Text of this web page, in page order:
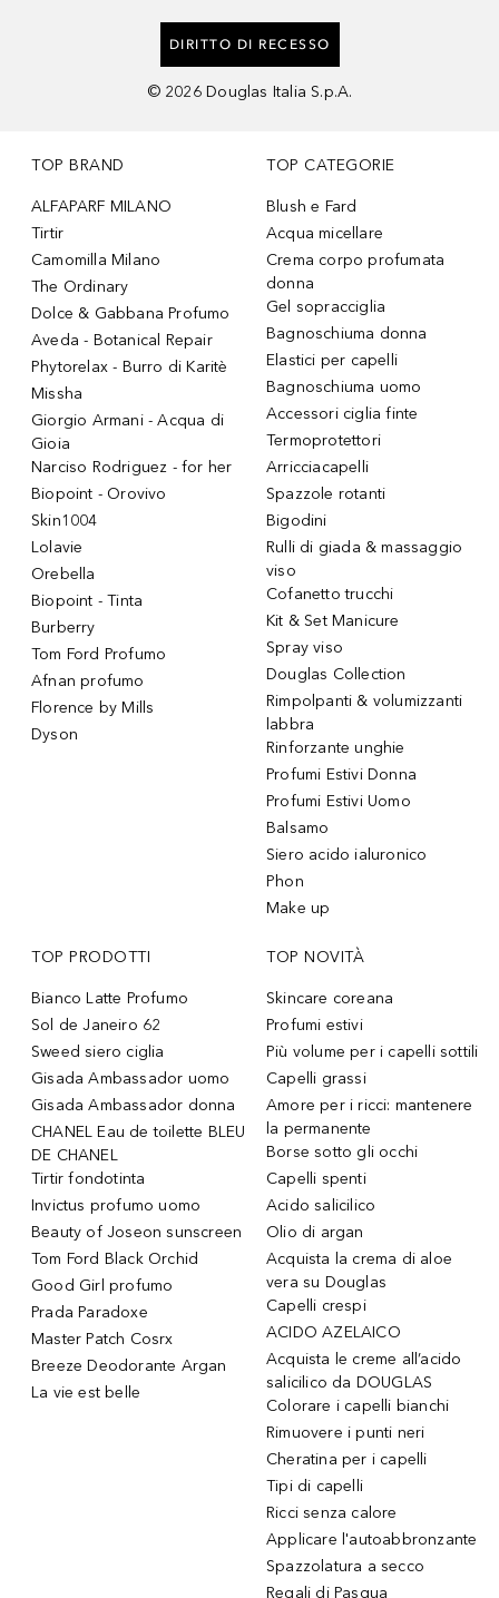
DIRITTO DI RECESSO
© 2026 Douglas Italia S.p.A.
TOP BRAND
ALFAPARF MILANO
Tirtir
Camomilla Milano
The Ordinary
Dolce & Gabbana Profumo
Aveda - Botanical Repair
Phytorelax - Burro di Karitè
Missha
Giorgio Armani - Acqua di
Gioia
Narciso Rodriguez - for her
Biopoint - Orovivo
Skin1004
Lolavie
Orebella
Biopoint - Tinta
Burberry
Tom Ford Profumo
Afnan profumo
Florence by Mills
Dyson
TOP CATEGORIE
Blush e Fard
Acqua micellare
Crema corpo profumata
donna
Gel sopracciglia
Bagnoschiuma donna
Elastici per capelli
Bagnoschiuma uomo
Accessori ciglia finte
Termoprotettori
Arricciacapelli
Spazzole rotanti
Bigodini
Rulli di giada & massaggio
viso
Cofanetto trucchi
Kit & Set Manicure
Spray viso
Douglas Collection
Rimpolpanti & volumizzanti
labbra
Rinforzante unghie
Profumi Estivi Donna
Profumi Estivi Uomo
Balsamo
Siero acido ialuronico
Phon
Make up
TOP PRODOTTI
Bianco Latte Profumo
Sol de Janeiro 62
Sweed siero ciglia
Gisada Ambassador uomo
Gisada Ambassador donna
CHANEL Eau de toilette BLEU
DE CHANEL
Tirtir fondotinta
Invictus profumo uomo
Beauty of Joseon sunscreen
Tom Ford Black Orchid
Good Girl profumo
Prada Paradoxe
Master Patch Cosrx
Breeze Deodorante Argan
La vie est belle
TOP NOVITÀ
Skincare coreana
Profumi estivi
Più volume per i capelli sottili
Capelli grassi
Amore per i ricci: mantenere
la permanente
Borse sotto gli occhi
Capelli spenti
Acido salicilico
Olio di argan
Acquista la crema di aloe
vera su Douglas
Capelli crespi
ACIDO AZELAICO
Acquista le creme all’acido
salicilico da DOUGLAS
Colorare i capelli bianchi
Rimuovere i punti neri
Cheratina per i capelli
Tipi di capelli
Ricci senza calore
Applicare l'autoabbronzante
Spazzolatura a secco
Regali di Pasqua